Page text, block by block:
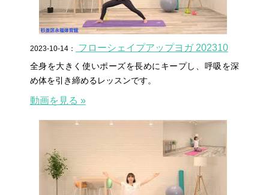
2023-10-14： フローシェイプアップヨガ 202310
全身を大きく使いポーズを長めにキープし、呼吸を深
め体を引き締めるレッスンです。
動画を見る »